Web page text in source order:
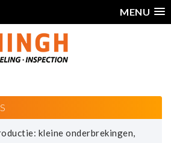
MENU
kleine onderbrekingen,